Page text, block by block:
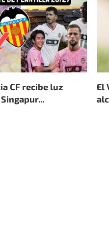
CF recibe luz
El